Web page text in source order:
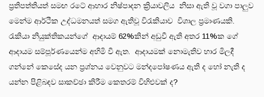
ප්‍රතිපත්තියත් සමඟ රටේ ආහාර නිෂ්පාදන ක්‍රියාවලිය නිසා ඇති වූ වගා පාලුව
මෙන්ම ආර්ථික උද්ධමනයත් සමග ඇතිවූ විරැකියාව විශාල ප්‍රමාණයකි.
රැකියා නියුක්තිකයන්ගේ ආදායම් 62%කින් අඩුවී ඇති අතර 11%ක ගේ
ආදායම සම්පූර්ණයෙන්ම අහිමි වී ඇත. ආදායමක් නොමැතිව හාර මිලදී
ගන්නේ කෙසේද යන ප්‍රශ්නය වෙනුවට මන්දපෝෂණය ඇති ද හෝ නැති ද
යන්න පිළිබඳව සාකච්ඡා කිරීම කෙතරම් විහිළුවක් ද?